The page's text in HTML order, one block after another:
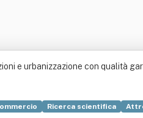
e urbanizzazione con qualità
Ricerca scientifica